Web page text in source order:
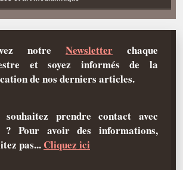
notre Newsletter chaque
et soyez informés de la
de nos derniers articles.
souhaitez prendre contact avec
? Pour avoir des informations,
pas... Cliquez ici